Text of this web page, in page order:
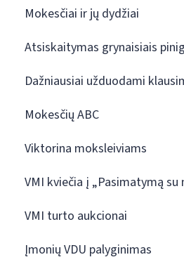
Mokesčiai ir jų dydžiai
Atsiskaitymas grynaisiais
Dažniausiai užduodami
Mokesčių ABC
Viktorina moksleiviams
VMI kviečia į „Pasimatymą su
VMI turto aukcionai
Įmonių VDU palyginimas